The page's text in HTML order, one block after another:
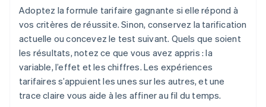
Adoptez la formule tarifaire gagnante si elle répond à
vos critères de réussite. Sinon, conservez la tarification
actuelle ou concevez le test suivant. Quels que soient
les résultats, notez ce que vous avez appris : la
variable, l’effet et les chiffres. Les expériences
tarifaires s’appuient les unes sur les autres, et une
trace claire vous aide à les affiner au fil du temps.